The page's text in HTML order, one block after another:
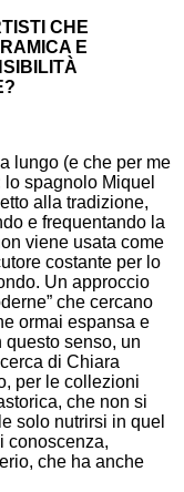
CHE
E
lungo (e che per me
spagnolo Miquel
alla tradizione,
e frequentando la
viene usata come
costante per lo
Un approccio
che cercano
ormai espansa e
senso, un
di Chiara
per le collezioni
che non si
solo nutrirsi in quel
conoscenza,
che ha anche